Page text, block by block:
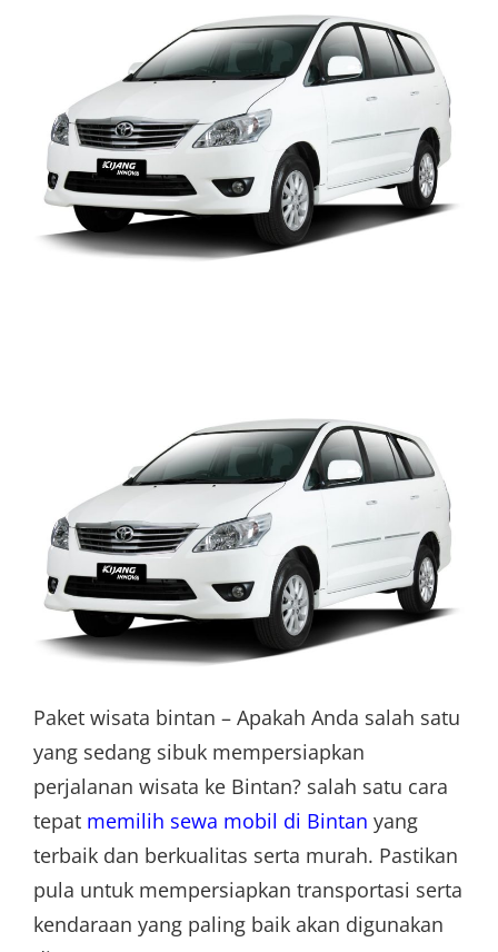
Paket wisata bintan – Apakah Anda salah satu
yang sedang sibuk mempersiapkan
perjalanan wisata ke Bintan? salah satu cara
tepat memilih sewa mobil di Bintan yang
terbaik dan berkualitas serta murah. Pastikan
pula untuk mempersiapkan transportasi serta
kendaraan yang paling baik akan digunakan